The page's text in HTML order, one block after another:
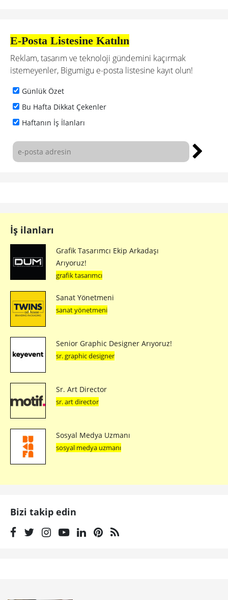
E-Posta Listesine Katılın
Reklam, tasarım ve teknoloji gündemini kaçırmak
istemeyenler, Bigumigu e-posta listesine kayıt olun!
Günlük Özet
Bu Hafta Dikkat Çekenler
Haftanın İş İlanları
İş ilanları
Grafik Tasarımcı Ekip Arkadaşı
Arıyoruz!
grafik tasarımcı
Sanat Yönetmeni
sanat yönetmeni
Senior Graphic Designer Arıyoruz!
sr. graphic designer
Sr. Art Director
sr. art director
Sosyal Medya Uzmanı
sosyal medya uzmanı
Bizi takip edin